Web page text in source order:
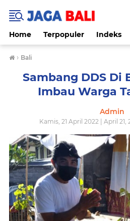
Home Terpopuler Indeks
› Bali
Sambang DDS Di
Imbau Warga
Admin
Kamis, 21 April 2022 | April 21,